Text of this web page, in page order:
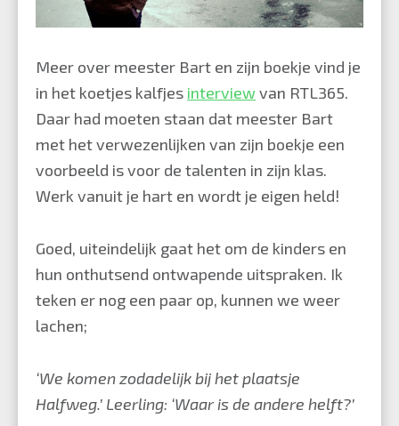
Meer over meester Bart en zijn boekje vind je
in het koetjes kalfjes interviewvan RTL365.
Daar had moeten staan dat meester Bart
met het verwezenlijken van zijn boekje een
voorbeeld is voor de talenten in zijn klas.
Werk vanuit je hart en wordt je eigen held!
Goed, uiteindelijk gaat het om de kinders en
hun onthutsend ontwapende uitspraken. Ik
teken er nog een paar op, kunnen we weer
lachen;
‘We komen zodadelijk bij het plaatsje
Halfweg.’ Leerling: ‘Waar is de andere helft?’